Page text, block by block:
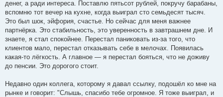
денег, а ради интереса. Поставлю пятьсот рублей, покручу барабаны,
вспомню тот вечер на кухне, когда выиграл сто семьдесят тысяч.
Это был шок, эйфория, счастье. Но сейчас для меня важнее
партнёрка. Это стабильность, это уверенность в завтрашнем дне. И
знаете, я стал спокойнее. Перестал паниковать из-за того, что
клиентов мало, перестал отказывать себе в мелочах. Появилась
какая-то лёгкость. А главное — я перестал бояться, что не доживу
до пенсии. Это дорогого стоит.
Недавно один коллега, которому я давал ссылку, подошёл ко мне на
рынке и говорит: "Слышь, спасибо тебе огромное. Я тоже выиграл, и